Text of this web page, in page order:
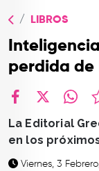
CONTACTO
LIBROS
perdida de
La Editorial
en los
Viernes, 3